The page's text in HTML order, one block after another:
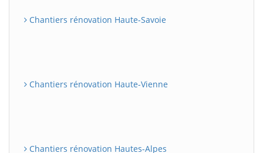
Chantiers rénovation Haute-Savoie
Chantiers rénovation Haute-Vienne
Chantiers rénovation Hautes-Alpes